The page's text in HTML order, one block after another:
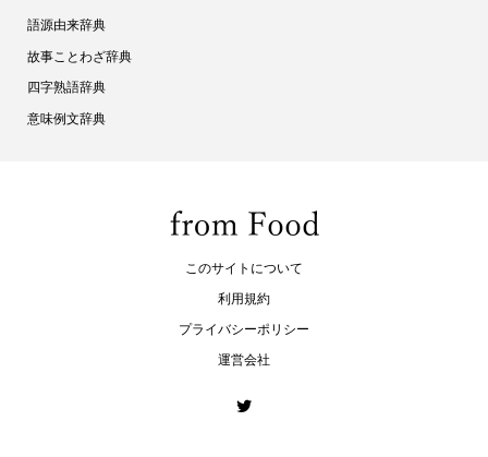
語源由来辞典
故事ことわざ辞典
四字熟語辞典
意味例文辞典
このサイトについて
利用規約
プライバシーポリシー
運営会社